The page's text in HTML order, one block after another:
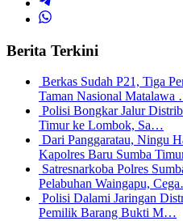
Berita Terkini
Berkas Sudah P21, Tiga
Taman Nasional Matalawa
Polisi Bongkar Jalur
Timur ke Lombok, Sa…
Dari Panggaratau, Ningu
Kapolres Baru Sumba
Satresnarkoba Polres
Pelabuhan Waingapu,
Polisi Dalami Jaringan
Pemilik Barang Bukti M…